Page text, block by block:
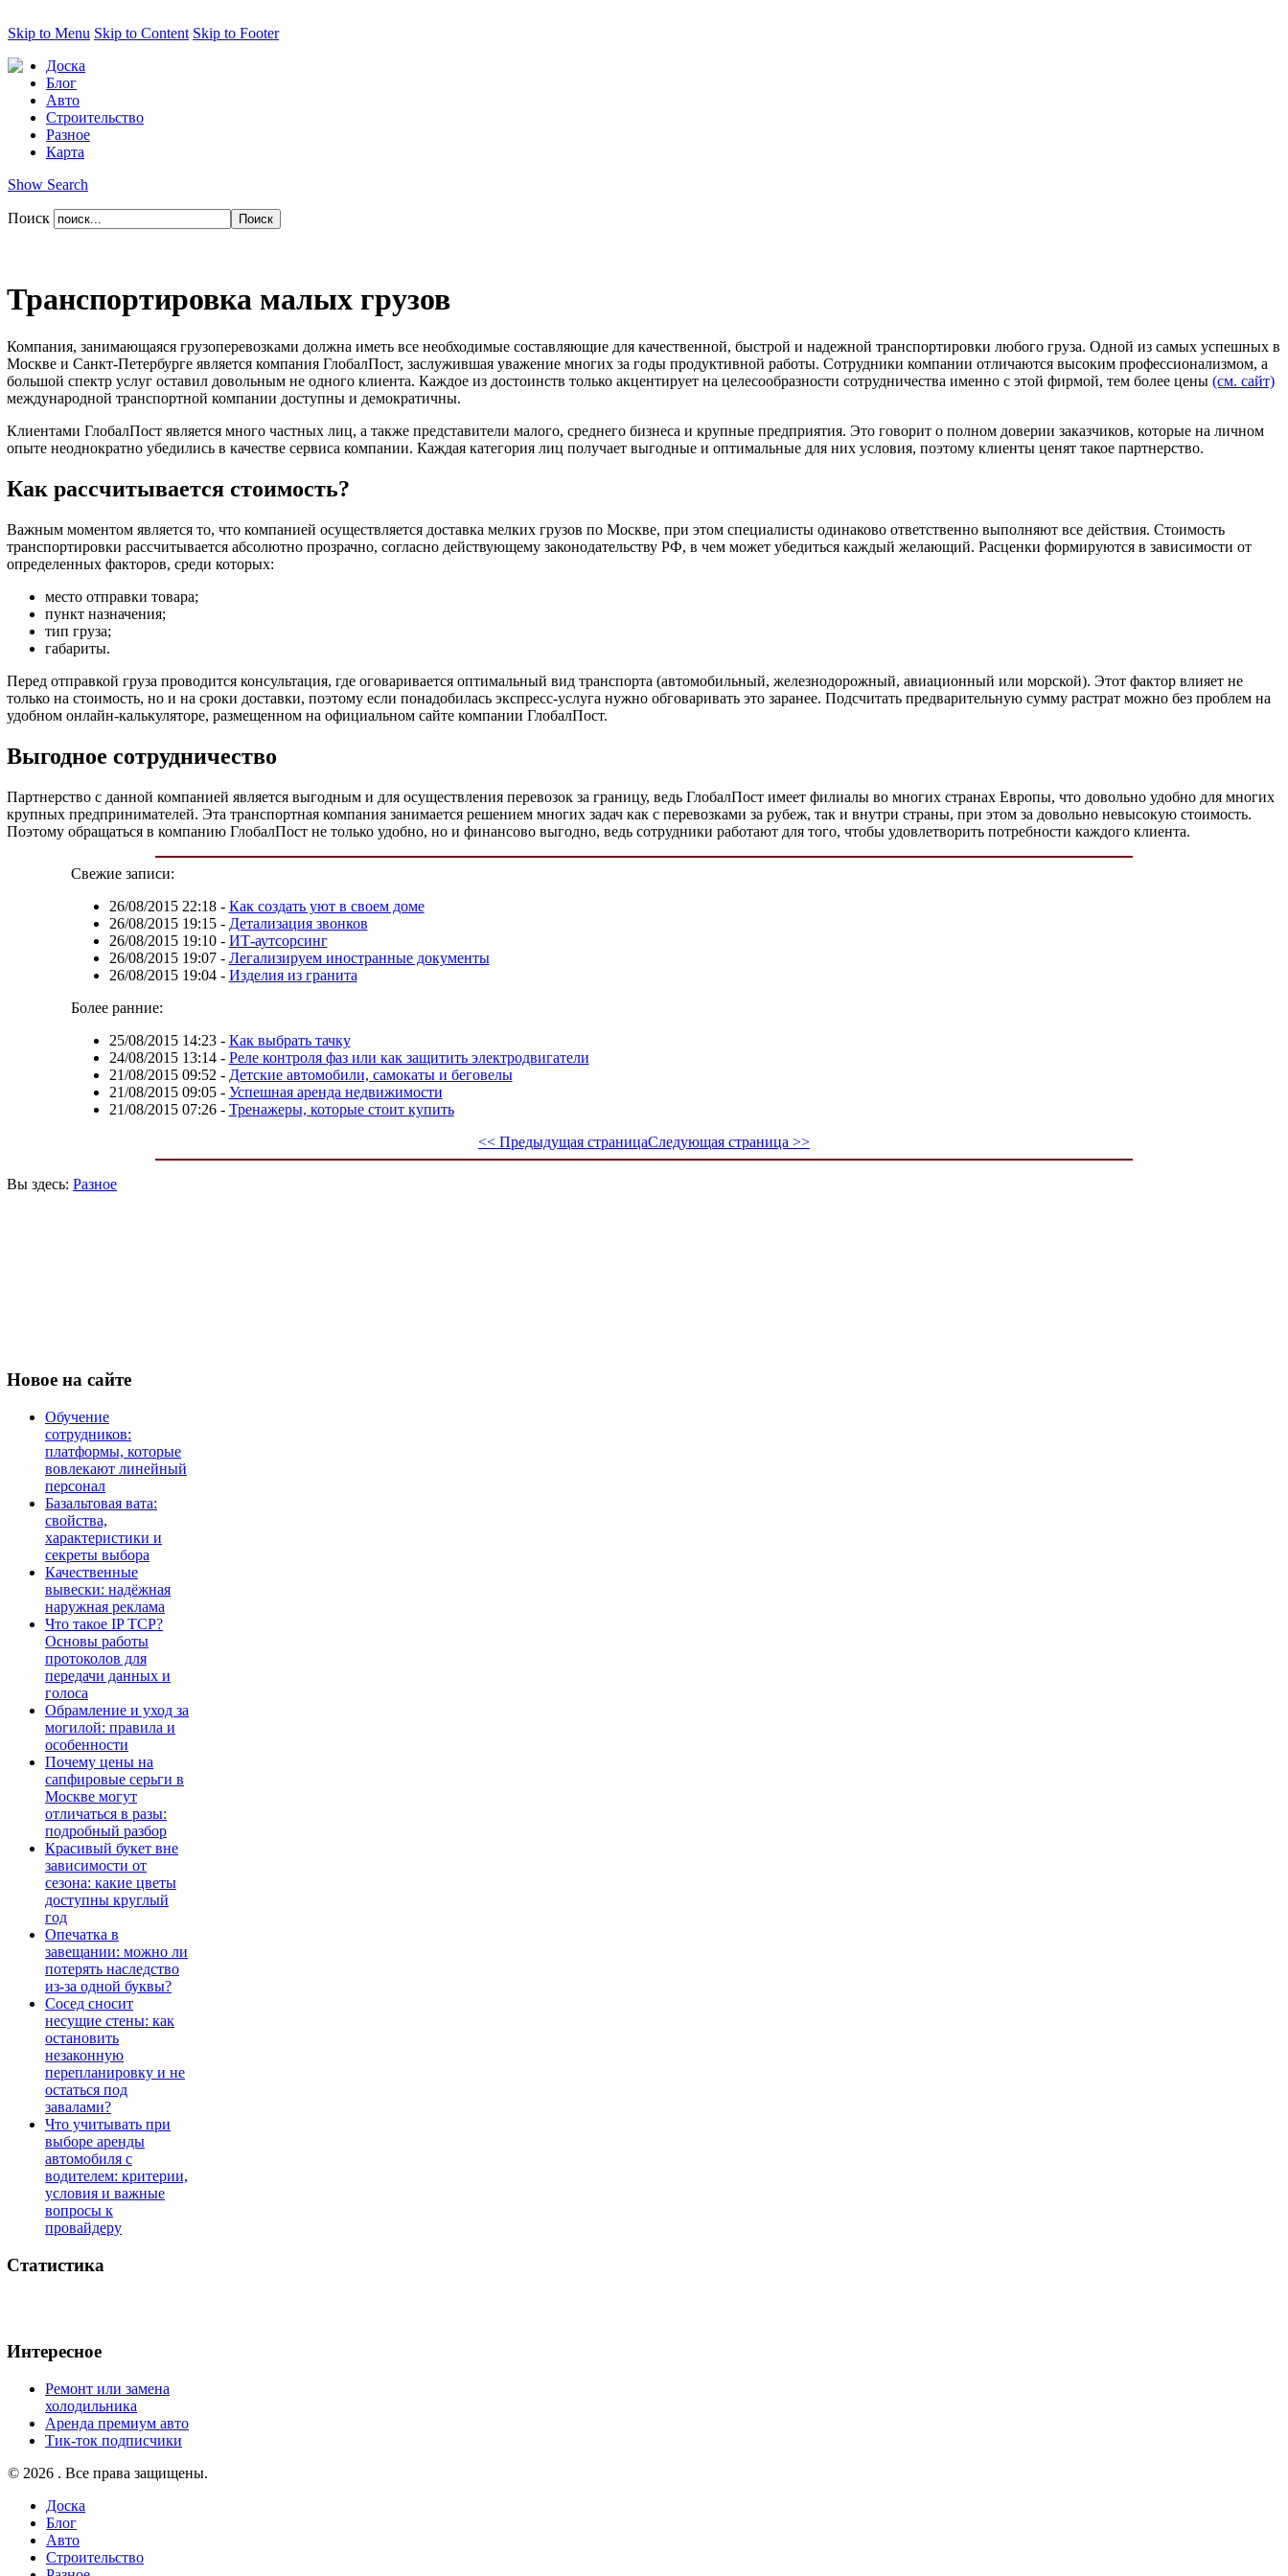
Skip to Menu Skip to Content Skip to Footer
Доска
Блог
Авто
Строительство
Разное
Карта
Show Search
Поиск
Транспортировка малых грузов
Компания, занимающаяся грузоперевозками должна иметь все необходимые составляющие для качественной, быстрой и надежной транспортировки любого груза. Одной из самых успешных в
Москве и Санкт-Петербурге является компания ГлобалПост, заслужившая уважение многих за годы продуктивной работы. Сотрудники компании отличаются высоким профессионализмом, а
большой спектр услуг оставил довольным не одного клиента. Каждое из достоинств только акцентирует на целесообразности сотрудничества именно с этой фирмой, тем более цены (см. сайт)
международной транспортной компании доступны и демократичны.
Клиентами ГлобалПост является много частных лиц, а также представители малого, среднего бизнеса и крупные предприятия. Это говорит о полном доверии заказчиков, которые на личном
опыте неоднократно убедились в качестве сервиса компании. Каждая категория лиц получает выгодные и оптимальные для них условия, поэтому клиенты ценят такое партнерство.
Как рассчитывается стоимость?
Важным моментом является то, что компанией осуществляется доставка мелких грузов по Москве, при этом специалисты одинаково ответственно выполняют все действия. Стоимость
транспортировки рассчитывается абсолютно прозрачно, согласно действующему законодательству РФ, в чем может убедиться каждый желающий. Расценки формируются в зависимости от
определенных факторов, среди которых:
место отправки товара;
пункт назначения;
тип груза;
габариты.
Перед отправкой груза проводится консультация, где оговаривается оптимальный вид транспорта (автомобильный, железнодорожный, авиационный или морской). Этот фактор влияет не
только на стоимость, но и на сроки доставки, поэтому если понадобилась экспресс-услуга нужно обговаривать это заранее. Подсчитать предварительную сумму растрат можно без проблем на
удобном онлайн-калькуляторе, размещенном на официальном сайте компании ГлобалПост.
Выгодное сотрудничество
Партнерство с данной компанией является выгодным и для осуществления перевозок за границу, ведь ГлобалПост имеет филиалы во многих странах Европы, что довольно удобно для многих
крупных предпринимателей. Эта транспортная компания занимается решением многих задач как с перевозками за рубеж, так и внутри страны, при этом за довольно невысокую стоимость.
Поэтому обращаться в компанию ГлобалПост не только удобно, но и финансово выгодно, ведь сотрудники работают для того, чтобы удовлетворить потребности каждого клиента.
Свежие записи:
26/08/2015 22:18- Как создать уют в своем доме
26/08/2015 19:15- Детализация звонков
26/08/2015 19:10- ИТ-аутсорсинг
26/08/2015 19:07- Легализируем иностранные документы
26/08/2015 19:04- Изделия из гранита
Более ранние:
25/08/2015 14:23- Как выбрать тачку
24/08/2015 13:14- Реле контроля фаз или как защитить электродвигатели
21/08/2015 09:52 - Детские автомобили, самокаты и беговелы
21/08/2015 09:05- Успешная аренда недвижимости
21/08/2015 07:26- Тренажеры, которые стоит купить
<< Предыдущая страницаСледующая страница >>
Вы здесь: Разное
Новое на сайте
Обучение
сотрудников:
платформы, которые
вовлекают линейный
персонал
Базальтовая вата:
свойства,
характеристики и
секреты выбора
Качественные
вывески: надёжная
наружная реклама
Что такое IP TCP?
Основы работы
протоколов для
передачи данных и
голоса
Обрамление и уход за
могилой: правила и
особенности
Почему цены на
сапфировые серьги в
Москве могут
отличаться в разы:
подробный разбор
Красивый букет вне
зависимости от
сезона: какие цветы
доступны круглый
год
Опечатка в
завещании: можно ли
потерять наследство
из-за одной буквы?
Сосед сносит
несущие стены: как
остановить
незаконную
перепланировку и не
остаться под
завалами?
Что учитывать при
выборе аренды
автомобиля с
водителем: критерии,
условия и важные
вопросы к
провайдеру
Статистика
Интересное
Ремонт или замена
холодильника
Аренда премиум авто
Тик-ток подписчики
© 2026 . Все права защищены.
Доска
Блог
Авто
Строительство